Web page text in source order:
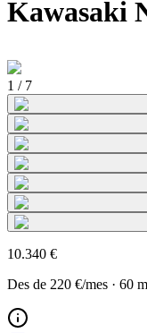
Kawasaki
1 / 7
10.340 €
Des de 220 €/mes · 60 m